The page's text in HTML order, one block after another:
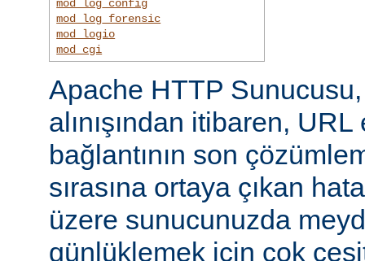
mod_log_config
mod_log_forensic
mod_logio
mod_cgi
Apache HTTP
alınışından itibaren,
bağlantının son
sırasına ortaya çıkan
üzere sunucunuzda
günlüklemek için çok